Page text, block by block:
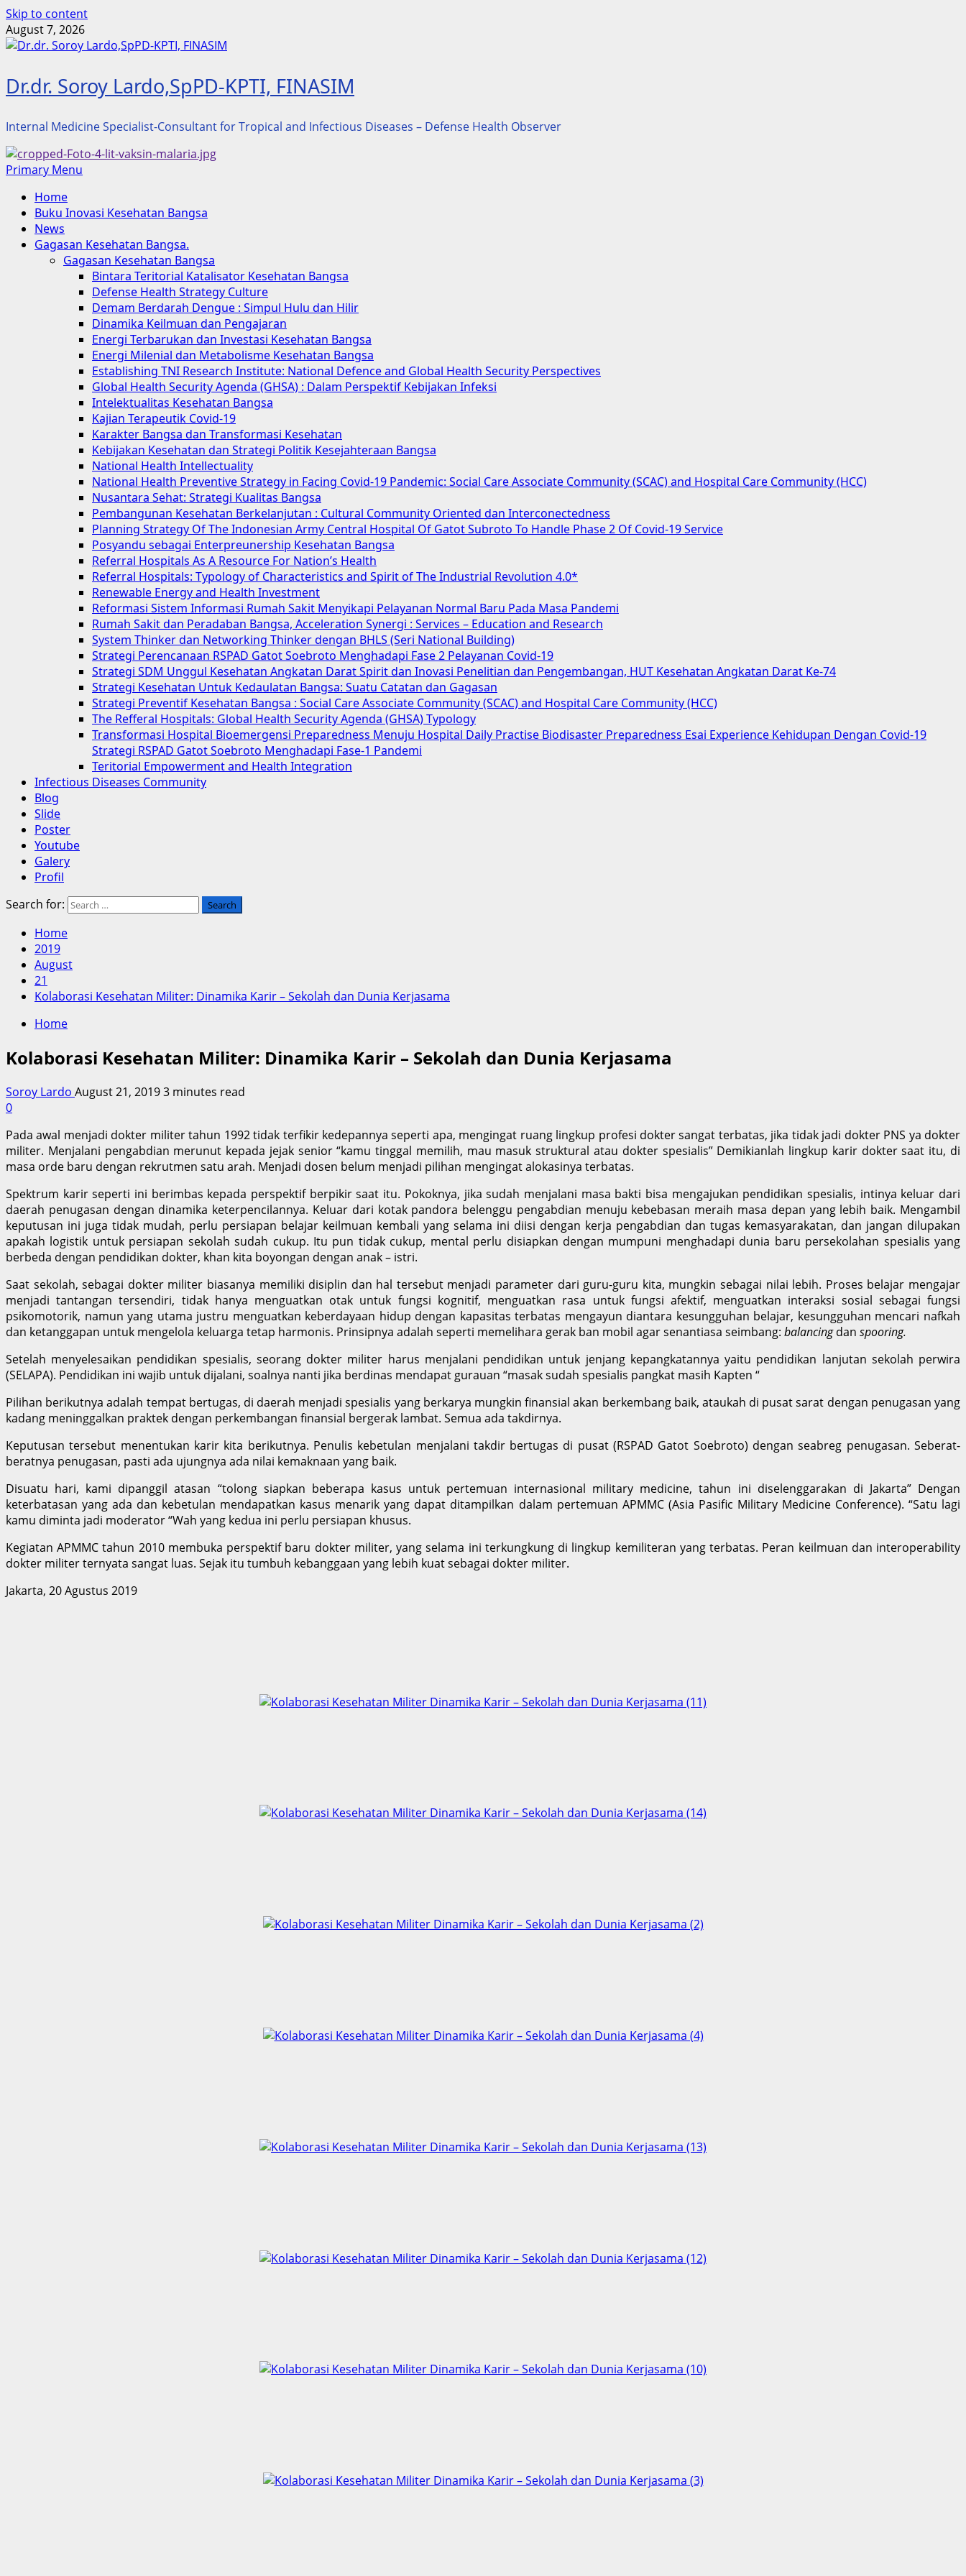
Skip to content
August 7, 2026
Dr.dr. Soroy Lardo,SpPD-KPTI, FINASIM
Internal Medicine Specialist-Consultant for Tropical and Infectious Diseases – Defense Health Observer
Primary Menu
Home
Buku Inovasi Kesehatan Bangsa
News
Gagasan Kesehatan Bangsa.
Gagasan Kesehatan Bangsa
Bintara Teritorial Katalisator Kesehatan Bangsa
Defense Health Strategy Culture
Demam Berdarah Dengue : Simpul Hulu dan Hilir
Dinamika Keilmuan dan Pengajaran
Energi Terbarukan dan Investasi Kesehatan Bangsa
Energi Milenial dan Metabolisme Kesehatan Bangsa
Establishing TNI Research Institute: National Defence and Global Health Security Perspectives
Global Health Security Agenda (GHSA) : Dalam Perspektif Kebijakan Infeksi
Intelektualitas Kesehatan Bangsa
Kajian Terapeutik Covid-19
Karakter Bangsa dan Transformasi Kesehatan
Kebijakan Kesehatan dan Strategi Politik Kesejahteraan Bangsa
National Health Intellectuality
National Health Preventive Strategy in Facing Covid-19 Pandemic: Social Care Associate Community (SCAC) and Hospital Care Community (HCC)
Nusantara Sehat: Strategi Kualitas Bangsa
Pembangunan Kesehatan Berkelanjutan : Cultural Community Oriented dan Interconectedness
Planning Strategy Of The Indonesian Army Central Hospital Of Gatot Subroto To Handle Phase 2 Of Covid-19 Service
Posyandu sebagai Enterpreunership Kesehatan Bangsa
Referral Hospitals As A Resource For Nation’s Health
Referral Hospitals: Typology of Characteristics and Spirit of The Industrial Revolution 4.0*
Renewable Energy and Health Investment
Reformasi Sistem Informasi Rumah Sakit Menyikapi Pelayanan Normal Baru Pada Masa Pandemi
Rumah Sakit dan Peradaban Bangsa, Acceleration Synergi : Services – Education and Research
System Thinker dan Networking Thinker dengan BHLS (Seri National Building)
Strategi Perencanaan RSPAD Gatot Soebroto Menghadapi Fase 2 Pelayanan Covid-19
Strategi SDM Unggul Kesehatan Angkatan Darat Spirit dan Inovasi Penelitian dan Pengembangan, HUT Kesehatan Angkatan Darat Ke-74
Strategi Kesehatan Untuk Kedaulatan Bangsa: Suatu Catatan dan Gagasan
Strategi Preventif Kesehatan Bangsa : Social Care Associate Community (SCAC) and Hospital Care Community (HCC)
The Refferal Hospitals: Global Health Security Agenda (GHSA) Typology
Transformasi Hospital Bioemergensi Preparedness Menuju Hospital Daily Practise Biodisaster Preparedness Esai Experience Kehidupan Dengan Covid-19
Strategi RSPAD Gatot Soebroto Menghadapi Fase-1 Pandemi
Teritorial Empowerment and Health Integration
Infectious Diseases Community
Blog
Slide
Poster
Youtube
Galery
Profil
Search for:
Home
2019
August
21
Kolaborasi Kesehatan Militer: Dinamika Karir – Sekolah dan Dunia Kerjasama
Home
Kolaborasi Kesehatan Militer: Dinamika Karir – Sekolah dan Dunia Kerjasama
Soroy Lardo August 21, 20193 minutes read
0
Pada awal menjadi dokter militer tahun 1992 tidak terfikir kedepannya seperti apa, mengingat ruang lingkup profesi dokter sangat terbatas, jika tidak jadi dokter PNS ya dokter
militer. Menjalani pengabdian merunut kepada jejak senior “kamu tinggal memilih, mau masuk struktural atau dokter spesialis” Demikianlah lingkup karir dokter saat itu, di
masa orde baru dengan rekrutmen satu arah. Menjadi dosen belum menjadi pilihan mengingat alokasinya terbatas.
Spektrum karir seperti ini berimbas kepada perspektif berpikir saat itu. Pokoknya, jika sudah menjalani masa bakti bisa mengajukan pendidikan spesialis, intinya keluar dari
daerah penugasan dengan dinamika keterpencilannya. Keluar dari kotak pandora belenggu pengabdian menuju kebebasan meraih masa depan yang lebih baik. Mengambil
keputusan ini juga tidak mudah, perlu persiapan belajar keilmuan kembali yang selama ini diisi dengan kerja pengabdian dan tugas kemasyarakatan, dan jangan dilupakan
apakah logistik untuk persiapan sekolah sudah cukup. Itu pun tidak cukup, mental perlu disiapkan dengan mumpuni menghadapi dunia baru persekolahan spesialis yang
berbeda dengan pendidikan dokter, khan kita boyongan dengan anak – istri.
Saat sekolah, sebagai dokter militer biasanya memiliki disiplin dan hal tersebut menjadi parameter dari guru-guru kita, mungkin sebagai nilai lebih. Proses belajar mengajar
menjadi tantangan tersendiri, tidak hanya menguatkan otak untuk fungsi kognitif, menguatkan rasa untuk fungsi afektif, menguatkan interaksi sosial sebagai fungsi
psikomotorik, namun yang utama justru menguatkan keberdayaan hidup dengan kapasitas terbatas mengayun diantara kesungguhan belajar, kesungguhan mencari nafkah
dan ketanggapan untuk mengelola keluarga tetap harmonis. Prinsipnya adalah seperti memelihara gerak ban mobil agar senantiasa seimbang: balancingdan spooring.
Setelah menyelesaikan pendidikan spesialis, seorang dokter militer harus menjalani pendidikan untuk jenjang kepangkatannya yaitu pendidikan lanjutan sekolah perwira
(SELAPA). Pendidikan ini wajib untuk dijalani, soalnya nanti jika berdinas mendapat gurauan “masak sudah spesialis pangkat masih Kapten “
Pilihan berikutnya adalah tempat bertugas, di daerah menjadi spesialis yang berkarya mungkin finansial akan berkembang baik, ataukah di pusat sarat dengan penugasan yang
kadang meninggalkan praktek dengan perkembangan finansial bergerak lambat. Semua ada takdirnya.
Keputusan tersebut menentukan karir kita berikutnya. Penulis kebetulan menjalani takdir bertugas di pusat (RSPAD Gatot Soebroto) dengan seabreg penugasan. Seberat-
beratnya penugasan, pasti ada ujungnya ada nilai kemaknaan yang baik.
Disuatu hari, kami dipanggil atasan “tolong siapkan beberapa kasus untuk pertemuan internasional military medicine, tahun ini diselenggarakan di Jakarta” Dengan
keterbatasan yang ada dan kebetulan mendapatkan kasus menarik yang dapat ditampilkan dalam pertemuan APMMC (Asia Pasific Military Medicine Conference). “Satu lagi
kamu diminta jadi moderator “Wah yang kedua ini perlu persiapan khusus.
Kegiatan APMMC tahun 2010 membuka perspektif baru dokter militer, yang selama ini terkungkung di lingkup kemiliteran yang terbatas. Peran keilmuan dan interoperability
dokter militer ternyata sangat luas. Sejak itu tumbuh kebanggaan yang lebih kuat sebagai dokter militer.
Jakarta, 20 Agustus 2019